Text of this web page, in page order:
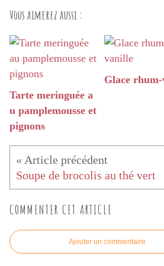
Vous aimerez aussi :
Tarte meringuée a
u pamplemousse et
pignons
Glace
Soupe de brocolis au thé vert
COMMENTER CET ARTICLE
Ajouter un commentaire